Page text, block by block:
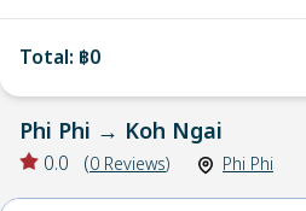
Total: ฿0
Phi Phi → Koh Ngai
0.0 (0 Reviews) Phi Phi